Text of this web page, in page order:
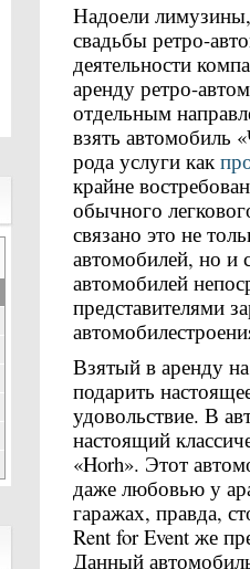
Надоели
свадьбы ретро-
деятельности
аренду ретро-
отдельным
взять автомобиль
рода услуги как
крайне
обычного
связано это не
автомобилей, но и
автомобилей
представителями
Взятый в аренду
подарить
удовольствие. В
настоящий
«Horh». Этот
даже любовью у
гаражах, правда,
Rent for Event же
Данный